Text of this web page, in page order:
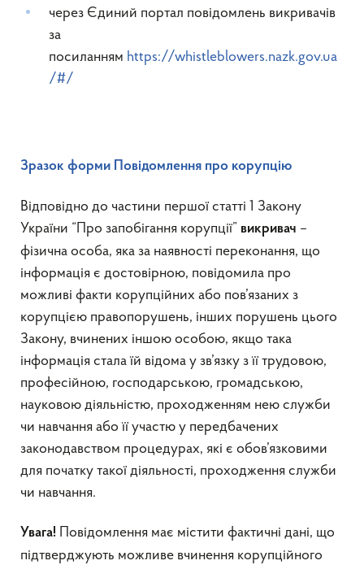
через Єдиний портал повідомлень викривачів
за
посиланням https://whistleblowers.nazk.gov.ua
/#/
Зразок форми Повідомлення про корупцію
Відповідно до частини першої статті 1 Закону
України “Про запобігання корупції” викривач –
фізична особа, яка за наявності переконання, що
інформація є достовірною, повідомила про
можливі факти корупційних або пов’язаних з
корупцією правопорушень, інших порушень цього
Закону, вчинених іншою особою, якщо така
інформація стала їй відома у зв’язку з її трудовою,
професійною, господарською, громадською,
науковою діяльністю, проходженням нею служби
чи навчання або її участю у передбачених
законодавством процедурах, які є обов’язковими
для початку такої діяльності, проходження служби
чи навчання.
Увага! Повідомлення має містити фактичні дані, що
підтверджують можливе вчинення корупційного